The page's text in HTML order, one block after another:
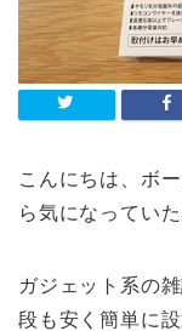
こんにちは、ボ
ら気になってい
ガジェット系の
段も安く簡単に